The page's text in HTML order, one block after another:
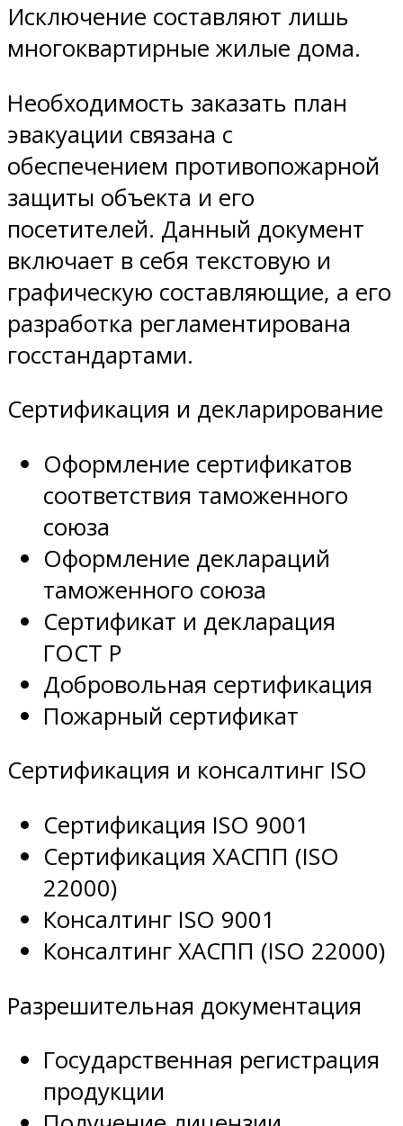
Исключение составляют лишь
многоквартирные жилые дома.
Необходимость заказать план
эвакуации связана с
обеспечением противопожарной
защиты объекта и его
посетителей. Данный документ
включает в себя текстовую и
графическую составляющие, а его
разработка регламентирована
госстандартами.
Сертификация и декларирование
Оформление сертификатов
соответствия таможенного
союза
Оформление деклараций
таможенного союза
Сертификат и декларация
ГОСТ Р
Добровольная сертификация
Пожарный сертификат
Сертификация и консалтинг ISO
Сертификация ISO 9001
Сертификация ХАСПП (ISO
22000)
Консалтинг ISO 9001
Консалтинг ХАСПП (ISO 22000)
Разрешительная документация
Государственная регистрация
продукции